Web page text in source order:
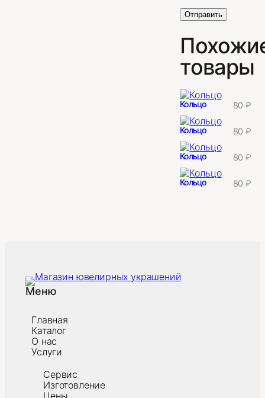
товары
Кольцо 80₽
Кольцо 80₽
Кольцо 80₽
Кольцо 80₽
Меню
Главная
Каталог
О нас
Услуги
Сервис
Изготовление
Цены